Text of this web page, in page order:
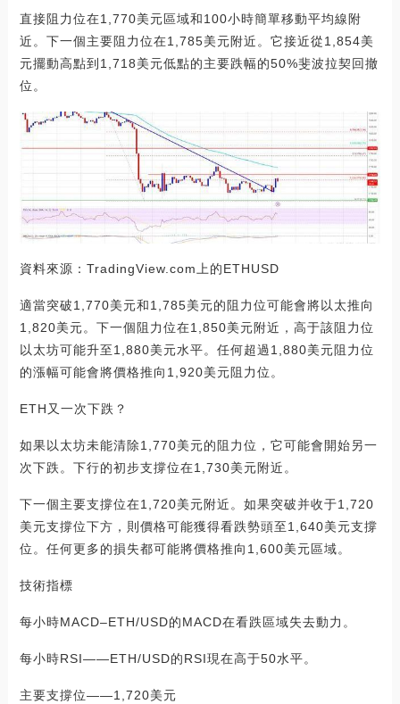
直接阻力位在1,770美元區域和100小時簡單移動平均線附
近。下一個主要阻力位在1,785美元附近。它接近從1,854美
元擺動高點到1,718美元低點的主要跌幅的50%斐波拉契回撤
位。
資料來源：TradingView.com上的ETHUSD
適當突破1,770美元和1,785美元的阻力位可能會將以太推向
1,820美元。下一個阻力位在1,850美元附近，高于該阻力位
以太坊可能升至1,880美元水平。任何超過1,880美元阻力位
的漲幅可能會將價格推向1,920美元阻力位。
ETH又一次下跌？
如果以太坊未能清除1,770美元的阻力位，它可能會開始另一
次下跌。下行的初步支撐位在1,730美元附近。
下一個主要支撐位在1,720美元附近。如果突破并收于1,720
美元支撐位下方，則價格可能獲得看跌勢頭至1,640美元支撐
位。任何更多的損失都可能將價格推向1,600美元區域。
技術指標
每小時MACD–ETH/USD的MACD在看跌區域失去動力。
每小時RSI——ETH/USD的RSI現在高于50水平。
主要支撐位——1,720美元